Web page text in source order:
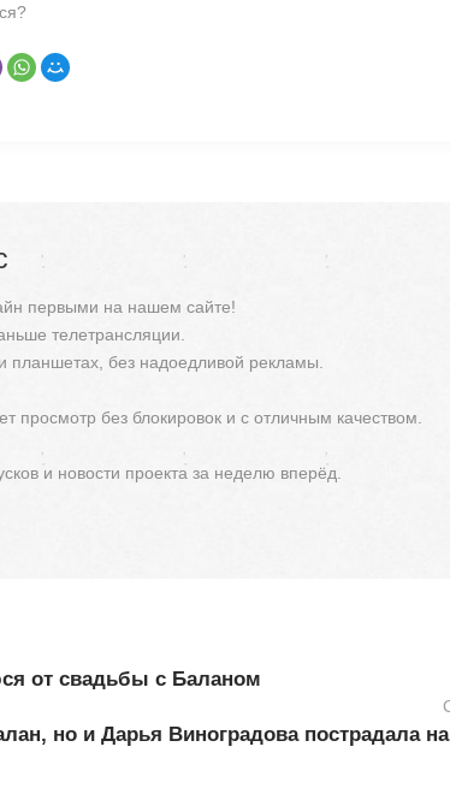
первыми на нашем сайте!
телетрансляции.
планшетах, без надоедливой рекламы.
просмотр без блокировок и с отличным качеством.
и новости проекта за неделю вперёд.
от свадьбы с Баланом
но и Дарья Виноградова пострадала